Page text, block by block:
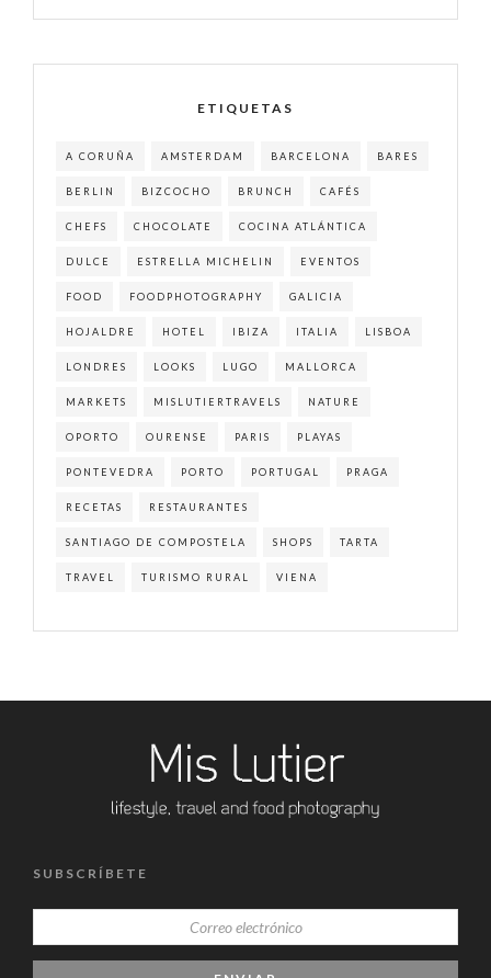
ETIQUETAS
A CORUÑA AMSTERDAM BARCELONA BARES
BERLIN BIZCOCHO BRUNCH CAFÉS
CHEFS CHOCOLATE COCINA ATLÁNTICA
DULCE ESTRELLA MICHELIN EVENTOS
FOOD FOODPHOTOGRAPHY GALICIA
HOJALDRE HOTEL IBIZA ITALIA LISBOA
LONDRES LOOKS LUGO MALLORCA
MARKETS MISLUTIERTRAVELS NATURE
OPORTO OURENSE PARIS PLAYAS
PONTEVEDRA PORTO PORTUGAL PRAGA
RECETAS RESTAURANTES
SANTIAGO DE COMPOSTELA SHOPS TARTA
TRAVEL TURISMO RURAL VIENA
SUBSCRÍBETE